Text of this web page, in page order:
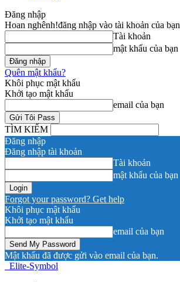
Đăng nhập
Hoan nghênh!đăng nhập vào tài khoản của bạn
Tài khoản
mật khẩu của bạn
Quên mật khẩu?
Khôi phục mật khẩu
Khởi tạo mật khẩu
email của bạn
TÌM KIẾM
Đăng nhập
Đăng nhập tài khoản
Tài khoản
mật khẩu của bạn
Forgot your password? Get help
Khôi phục mật khẩu
Khởi tạo mật khẩu
email của bạn
Mật khẩu đã được gửi vào email của bạn.
Elite-Symbol